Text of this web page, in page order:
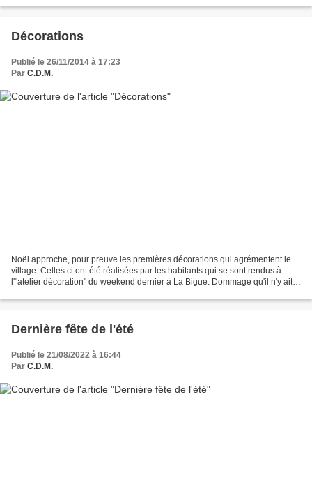
Décorations
Publié le 26/11/2014 à 17:23
Par C.D.M.
Noël approche, pour preuve les premières décorations qui agrémentent le
village. Celles ci ont été réalisées par les habitants qui se sont rendus à
l'"atelier décoration" du weekend dernier à La Bigue. Dommage qu'il n'y ait
Dernière fête de l'été
Publié le 21/08/2022 à 16:44
Par C.D.M.